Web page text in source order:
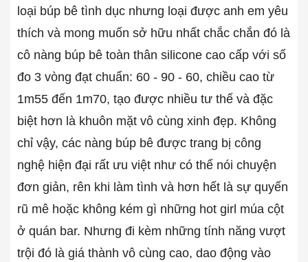
loại búp bê tình dục nhưng loại được anh em yêu
thích và mong muốn sở hữu nhất chắc chắn đó là
cô nàng búp bê toàn thân silicone cao cấp với số
đo 3 vòng đạt chuẩn: 60 - 90 - 60, chiều cao từ
1m55 đến 1m70, tạo được nhiều tư thế và đặc
biệt hơn là khuôn mặt vô cùng xinh đẹp. Không
chỉ vậy, các nàng búp bê được trang bị công
nghệ hiện đại rất ưu việt như có thể nói chuyện
đơn giản, rên khi làm tình và hơn hết là sự quyến
rũ mê hoặc không kém gì những hot girl múa cột
ở quán bar. Nhưng đi kèm những tính năng vượt
trội đó là giá thành vô cùng cao, dao động vào